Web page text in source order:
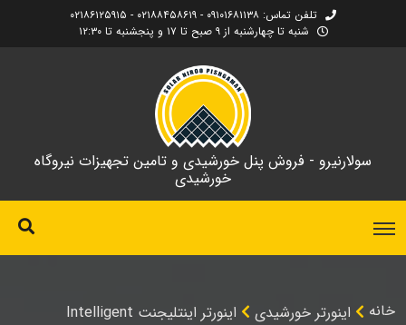
تلفن تماس: ۰۹۱۰۱۶۸۱۱۳۸ - ۰۲۱۸۸۴۵۸۶۱۹ - ۰۲۱۸۶۱۲۵۹۱۵
شنبه تا چهارشنبه از ۹ صبح تا ۱۷ و پنجشنبه تا ۱۲:۳۰
سولارنیرو - فروش پنل خورشیدی و تامین تجهیزات نیروگاه
خورشیدی
خانه اینورتر خورشیدی اینورتر اینتلیجنت Intelligent